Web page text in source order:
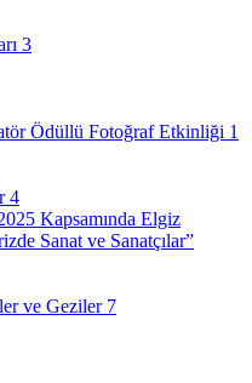
3
Ödüllü Fotoğraf Etkinliği 1
4
Kapsamında Elgiz
Sanat ve Sanatçılar”
ve Geziler 7